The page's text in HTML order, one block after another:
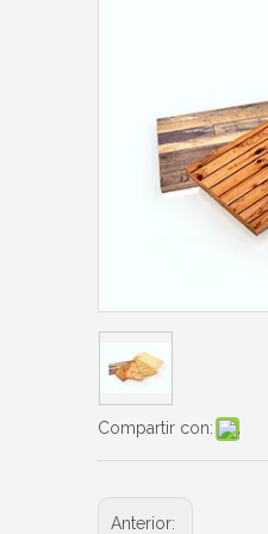
Compartir con:
Anterior: